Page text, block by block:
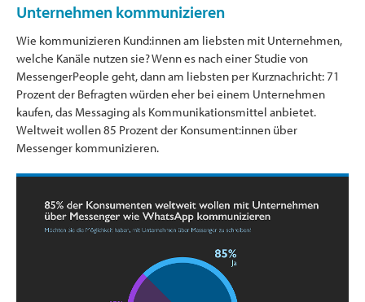
Unternehmen kommunizieren
Wie kommunizieren Kund:innen am liebsten mit Unternehmen,
welche Kanäle nutzen sie? Wenn es nach einer Studie von
MessengerPeople geht, dann am liebsten per Kurznachricht: 71
Prozent der Befragten würden eher bei einem Unternehmen
kaufen, das Messaging als Kommunikationsmittel anbietet.
Weltweit wollen 85 Prozent der Konsument:innen über
Messenger kommunizieren.